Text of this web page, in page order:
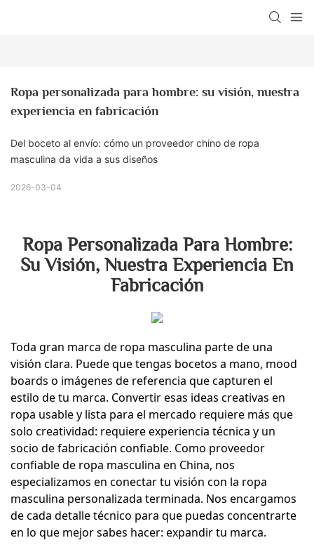
Ropa personalizada para hombre: su visión, nuestra
experiencia en fabricación
Del boceto al envío: cómo un proveedor chino de ropa
masculina da vida a sus diseños
2026-03-04
Ropa Personalizada Para Hombre:
Su Visión, Nuestra Experiencia En
Fabricación
Toda gran marca de ropa masculina parte de una
visión clara. Puede que tengas bocetos a mano, mood
boards o imágenes de referencia que capturen el
estilo de tu marca. Convertir esas ideas creativas en
ropa usable y lista para el mercado requiere más que
solo creatividad: requiere experiencia técnica y un
socio de fabricación confiable. Como proveedor
confiable de ropa masculina en China, nos
especializamos en conectar tu visión con la ropa
masculina personalizada terminada. Nos encargamos
de cada detalle técnico para que puedas concentrarte
en lo que mejor sabes hacer: expandir tu marca.